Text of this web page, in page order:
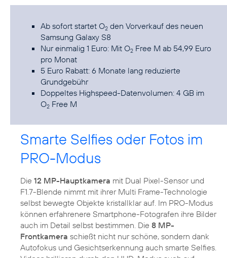
Ab sofort startet O2 den Vorverkauf des neuen
Samsung Galaxy S8
Nur einmalig 1 Euro: Mit O2 Free M ab 54,99 Euro
pro Monat
5 Euro Rabatt: 6 Monate lang reduzierte
Grundgebühr
Doppeltes Highspeed-Datenvolumen: 4 GB im
O2 Free M
Smarte Selfies oder Fotos im
PRO-Modus
Die 12 MP-Hauptkamera mit Dual Pixel-Sensor und
F1.7-Blende nimmt mit ihrer Multi Frame-Technologie
selbst bewegte Objekte kristallklar auf. Im PRO-Modus
können erfahrenere Smartphone-Fotografen ihre Bilder
auch im Detail selbst bestimmen. Die 8 MP-
Frontkamera schießt nicht nur schöne, sondern dank
Autofokus und Gesichtserkennung auch smarte Selfies.